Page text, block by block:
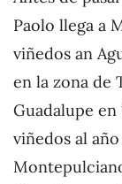
Paolo llega a
viñedos an
en la zona de
Guadalupe en
viñedos al